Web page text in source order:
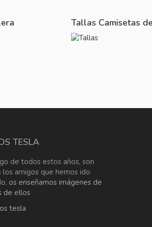
Tallas Camisetas
TESLA
de todos estos años, son
los amigos que hemos ido
os enseñamos imágenes de
de ellos